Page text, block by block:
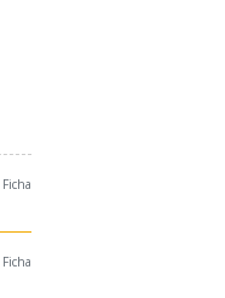
Ficha
Ficha